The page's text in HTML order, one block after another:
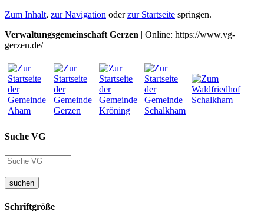
Zum Inhalt, zur Navigation oderzur Startseite springen.
Verwaltungsgemeinschaft Gerzen | Online: https://www.vg-
gerzen.de/
Suche VG
suchen
Schriftgröße